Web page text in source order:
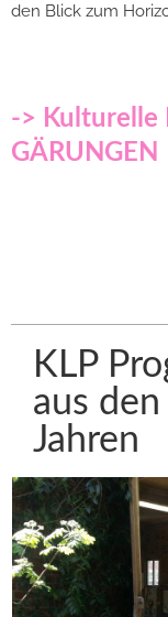
den Blick zum
-> Kulturelle
GÄRUNGEN
KLP
aus
Jahren